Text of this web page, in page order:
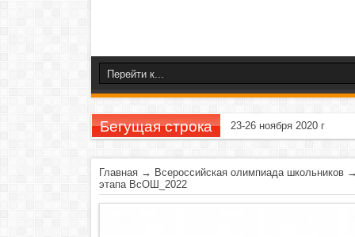
Бегущая строка 23-26 ноября 2020 г
Главная → Всероссийская олимпиада школьников
этапа ВсОШ_2022